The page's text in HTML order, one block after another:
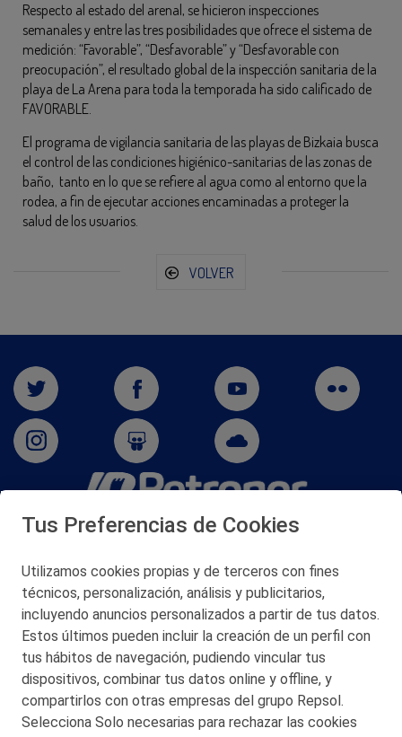
Respecto al estado del arenal, se hicieron inspecciones
semanales y entre las tres posibilidades que ofrece el sistema de
medición: “Favorable”, “Desfavorable” y “Desfavorable con
preocupación”, el resultado global de la inspección sanitaria de la
playa de La Arena para toda la temporada ha sido calificado de
FAVORABLE.
El programa de vigilancia sanitaria de las playas de Bizkaia busca
el control de las condiciones higiénico-sanitarias de las zonas de
baño, tanto en lo que se refiere al agua como al entorno que la
rodea, a fin de ejecutar acciones encaminadas a proteger la
salud de los usuarios.
VOLVER
San Martín 5-Edificio Muñatones,
© 2026 Petronor S.A.
CONTACTO
MAPA WEB
Tus Preferencias de Cookies
Utilizamos cookies propias y de terceros con fines
técnicos, personalización, análisis y publicitarios,
incluyendo anuncios personalizados a partir de tus datos.
Estos últimos pueden incluir la creación de un perfil con
tus hábitos de navegación, pudiendo vincular tus
dispositivos, combinar tus datos online y offline, y
compartirlos con otras empresas del grupo Repsol.
Selecciona Solo necesarias para rechazar las cookies